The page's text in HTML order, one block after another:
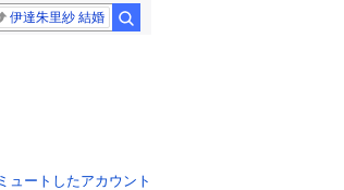
伊達朱里紗 結婚
ミュートしたアカウント